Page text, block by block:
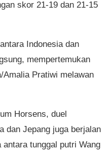
skor 21-19 dan 21-15
Indonesia dan
mempertemukan
Amalia Pratiwi melawan
Horsens, duel
dan Jepang juga berjalan
tunggal putri Wang